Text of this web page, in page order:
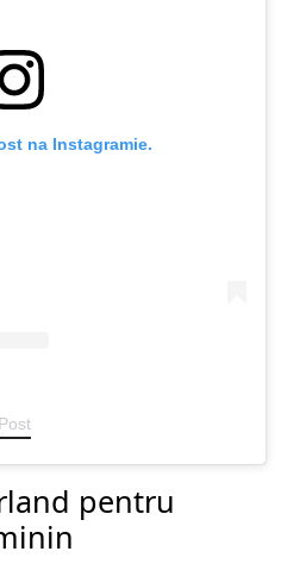
na Instagramie.
Post
pentru